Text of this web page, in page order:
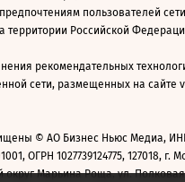
пользователей
территории Российской
рекомендательных
сети, размещенных на сайте
© АО Бизнес Ньюс Медиа,
ОГРН 1027739124775, 127018, г.
Марьина Роща, ул. Полковая,